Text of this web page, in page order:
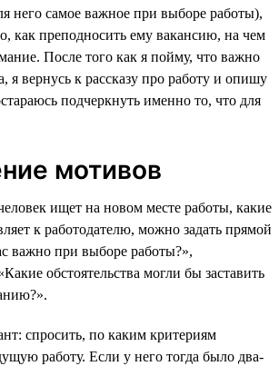
него самое важное при выборе работы),
как преподносить ему вакансию, на чем
После того как я пойму, что важно
я вернусь к рассказу про работу и опишу
подчеркнуть именно то, что для
мотивов
ищет на новом месте работы, какие
к работодателю, можно задать прямой
важно при выборе работы?»,
обстоятельства могли бы заставить
спросить, по каким критериям
работу. Если у него тогда было два-